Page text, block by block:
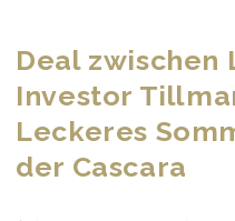
Deal zwischen
Investor
Leckeres
der Cascara